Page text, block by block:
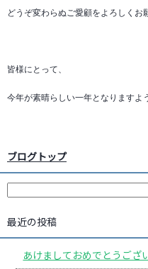
どうぞ変わらぬご愛顧をよろしくお
皆様にとって、
今年が素晴らしい一年となりますよ
ブログトップ
最近の投稿
あけましておめでとうござ